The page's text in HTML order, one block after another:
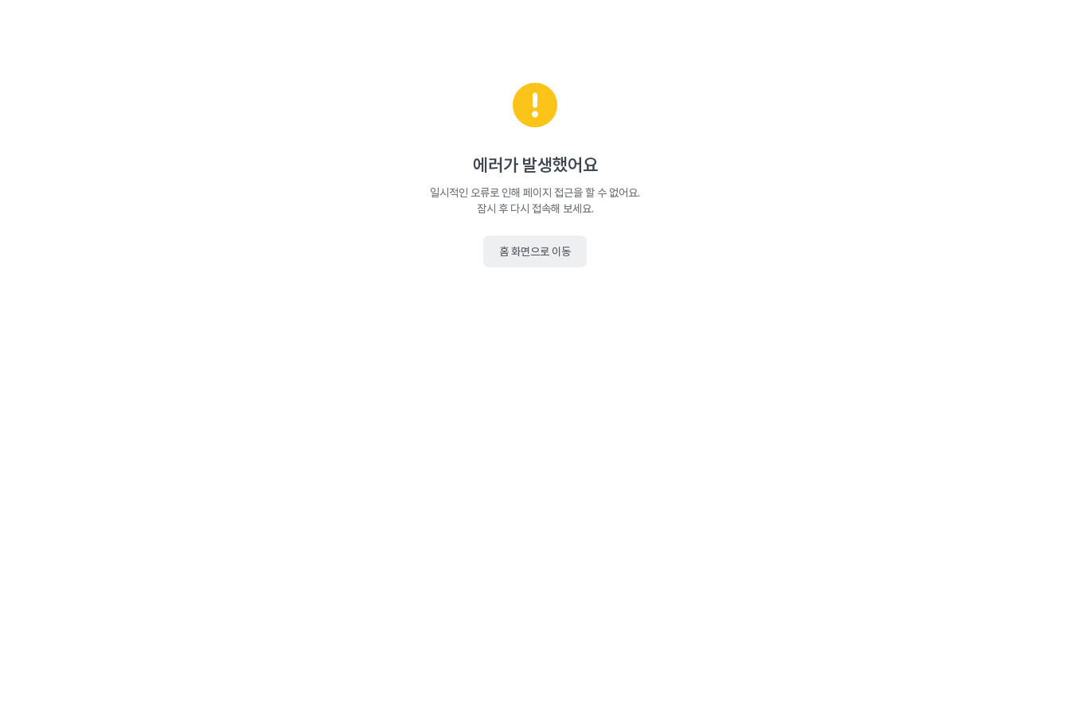
에러가 발생했어요
일시적인 오류로 인해 페이지 접근을 할 수 없어요.
잠시 후 다시 접속해 보세요.
홈 화면으로 이동